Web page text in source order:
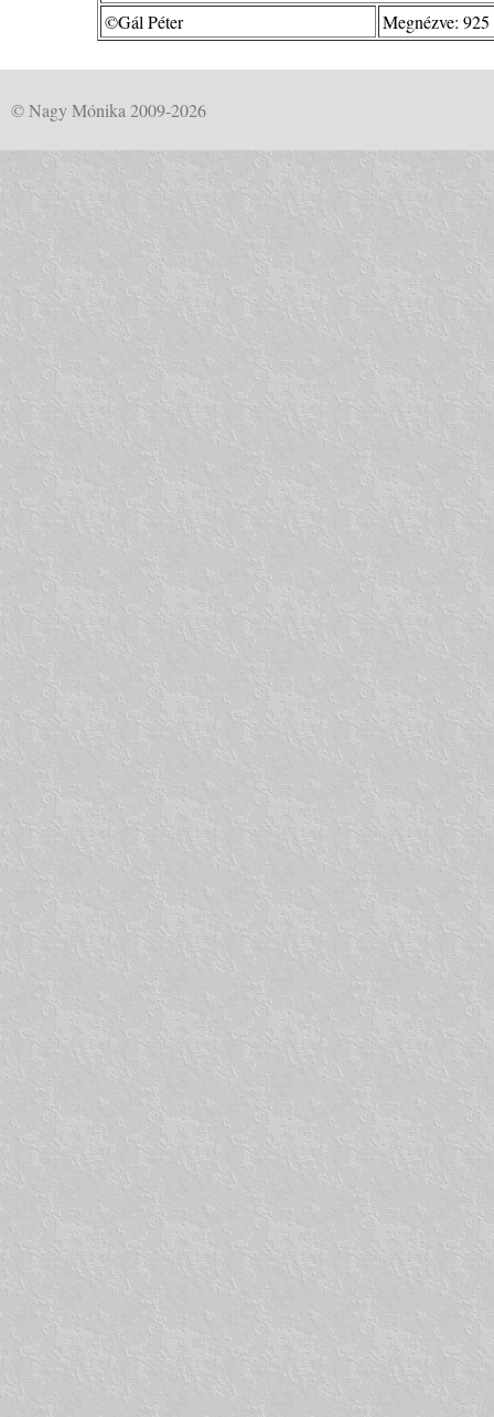
©Gál Péter
Megnézve:
© Nagy Mónika 2009-2026